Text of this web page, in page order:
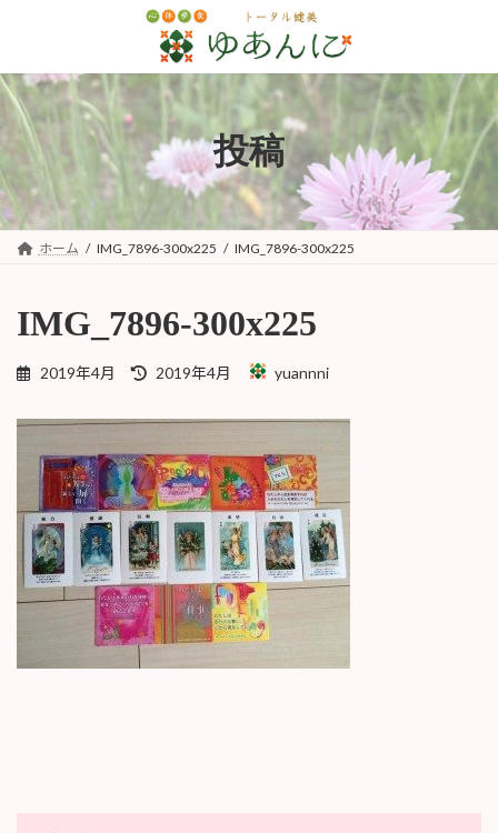
ン
ツ
キ
ッ
ー
シ
に
移
投稿
ホーム IMG_7896-300x225 IMG_7896-300x225
IMG_7896-300x225
2019年4月
最
日
時
:
2019年4月 yuannni